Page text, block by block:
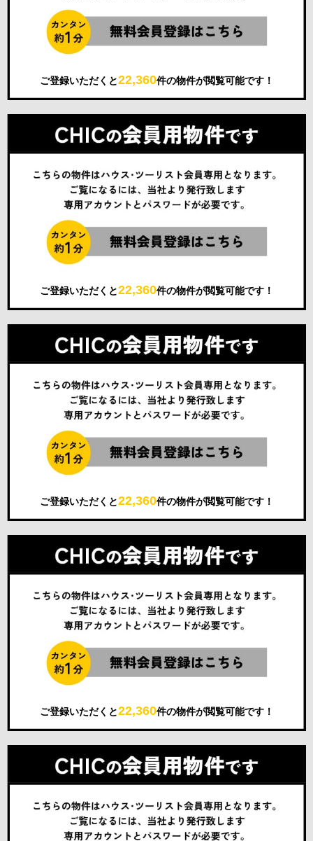
ご登録いただくと22,360件の物件が閲覧可能です！
ご登録いただくと22,360件の物件が閲覧可能です！
ご登録いただくと22,360件の物件が閲覧可能です！
ご登録いただくと22,360件の物件が閲覧可能です！